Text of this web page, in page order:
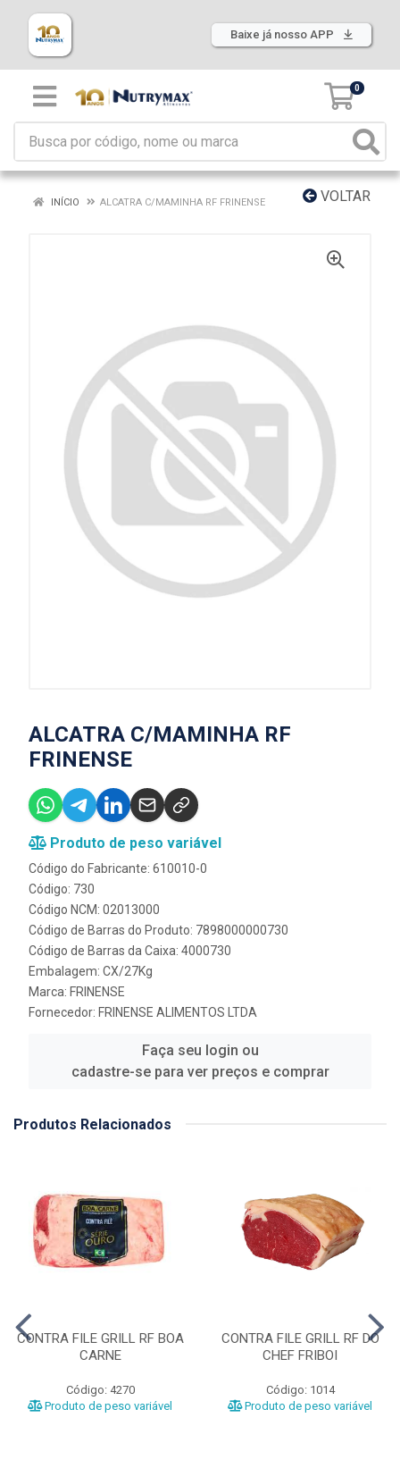
Baixe já nosso APP
0
VOLTAR
INÍCIO ALCATRA C/MAMINHA RF FRINENSE
ALCATRA C/MAMINHA RF
FRINENSE
Produto de peso variável
Código do Fabricante: 610010-0
Código: 730
Código NCM: 02013000
Código de Barras do Produto: 7898000000730
Código de Barras da Caixa: 4000730
Embalagem: CX/27Kg
Marca: FRINENSE
Fornecedor: FRINENSE ALIMENTOS LTDA
Faça seu login ou
cadastre-se para ver preços e comprar
Produtos Relacionados
CONTRA FILE GRILL RF BOA
CARNE
Código: 4270
Produto de peso variável
CONTRA FILE GRILL RF DO
CHEF FRIBOI
Código: 1014
Produto de peso variável